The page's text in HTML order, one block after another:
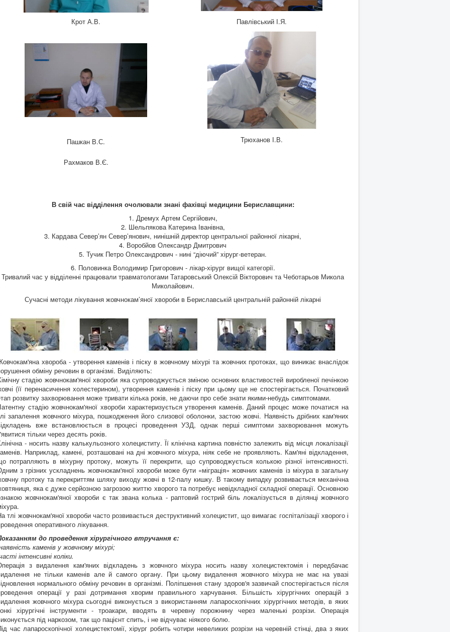
Крот А.В. Павлівський І.Я.
Пашкан В.С. Трюханов І.В.
Рахмаков В.Є.
В свій час відділення очолювали знані фахівці медицини Бериславщини:
1. Дремух Артем Сергійович,
2. Шельпякова Катерина Іванівна,
3. Кардава Север’ян Север’янович, нинішній директор центральної районної лікарні,
4. Воробйов Олександр Дмитрович
5. Тучик Петро Олександрович - нині “діючий” хірург-ветеран.
6. Половинка Володимир Григорович - лікар-хірург вищої категорії.
Тривалий час у відділенні працювали травматологами Татаровський Олексій Вікторович та Чеботарьов Микола
Миколайович.
Сучасні методи лікування жовчнокам’яної хвороби в Бериславській центральній районній лікарні
хвороба - утворення каменів і піску в жовчному міхурі та жовчних протоках, що виникає внаслідок
обміну речовин в організмі. Виділяють:
стадію жовчнокам'яної хвороби яка супроводжується зміною основних властивостей виробленої печінкою
(її перенасичення холестерином), утворення каменів і піску при цьому ще не спостерігається. Початковий
розвитку захворювання може тривати кілька років, не даючи про себе знати якими-небудь симптомами.
стадію жовчнокам'яної хвороби характеризується утворення каменів. Даний процес може початися на
запалення жовчного міхура, пошкодження його слизової оболонки, застою жовчі. Наявність дрібних кам'яних
вже встановлюється в процесі проведення УЗД, однак перші симптоми захворювання можуть
тільки через десять років.
- носить назву калькульозного холециститу. Її клінічна картина повністю залежить від місця локалізації
Наприклад, камені, розташовані на дні жовчного міхура, ніяк себе не проявляють. Кам'яні відкладення,
потрапляють в міхурну протоку, можуть її перекрити, що супроводжується колькою різної інтенсивності.
з грізних ускладнень жовчнокам'яної хвороби може бути «міграція» жовчних каменів із міхура в загальну
протоку та перекриттям шляху виходу жовчі в 12-палу кишку. В такому випадку розвивається механічна
яка є дуже серйозною загрозою життю хворого та потребує невідкладної складної операції. Основною
жовчнокам'яної хвороби є так звана колька - раптовий гострий біль локалізується в ділянці жовчного
тлі жовчнокам'яної хвороби часто розвивається деструктивний холецистит, що вимагає госпіталізації хворого і
оперативного лікування.
до проведення хірургічного втручання є:
каменів у жовчному міхурі;
інтенсивні коліки.
з видалення кам'яних відкладень з жовчного міхура носить назву холецистектомія і передбачає
не тільки каменів але й самого органу. При цьому видалення жовчного міхура не має на увазі
нормального обміну речовин в організмі. Поліпшення стану здоров'я зазвичай спостерігається після
операції у разі дотримання хворим правильного харчування. Більшість хірургічних операцій з
жовчного міхура сьогодні виконується з використанням лапароскопічних хірургічних методів, в яких
хірургічні інструменти - троакари, вводять в черевну порожнину через маленькі розрізи. Операція
під наркозом, так що пацієнт спить, і не відчуває ніякого болю.
час лапароскопічної холецистектомії, хірург робить чотири невеликих розрізи на черевній стінці, два з яких